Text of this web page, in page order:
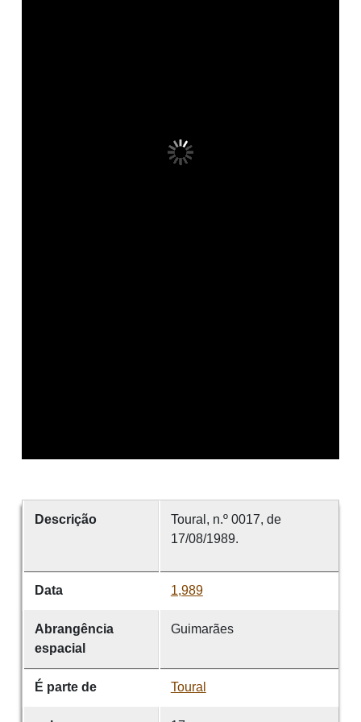
Descrição
Toural, n.º 0017, de
17/08/1989.
Data 1,989
Abrangência
espacial
Guimarães
É parte de Toural